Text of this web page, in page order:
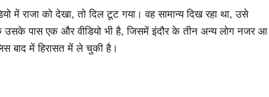
में राजा को देखा, तो दिल टूट गया। वह सामान्य दिख रहा था, उसे
उसके पास एक और वीडियो भी है, जिसमें इंदौर के तीन अन्य लोग नजर आ
बाद में हिरासत में ले चुकी है।